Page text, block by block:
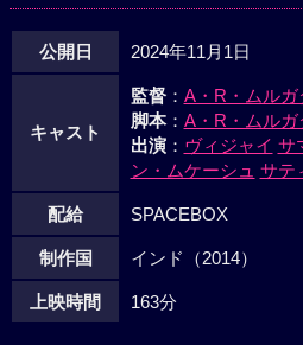
公開日 2024年11月1日
キャスト
監督： A・R・ムルガ
脚本： A・R・ムルガ
出演： ヴィジャイ サ
ン・ムケーシュ サテ
配給 SPACEBOX
制作国 インド（2014）
上映時間 163分